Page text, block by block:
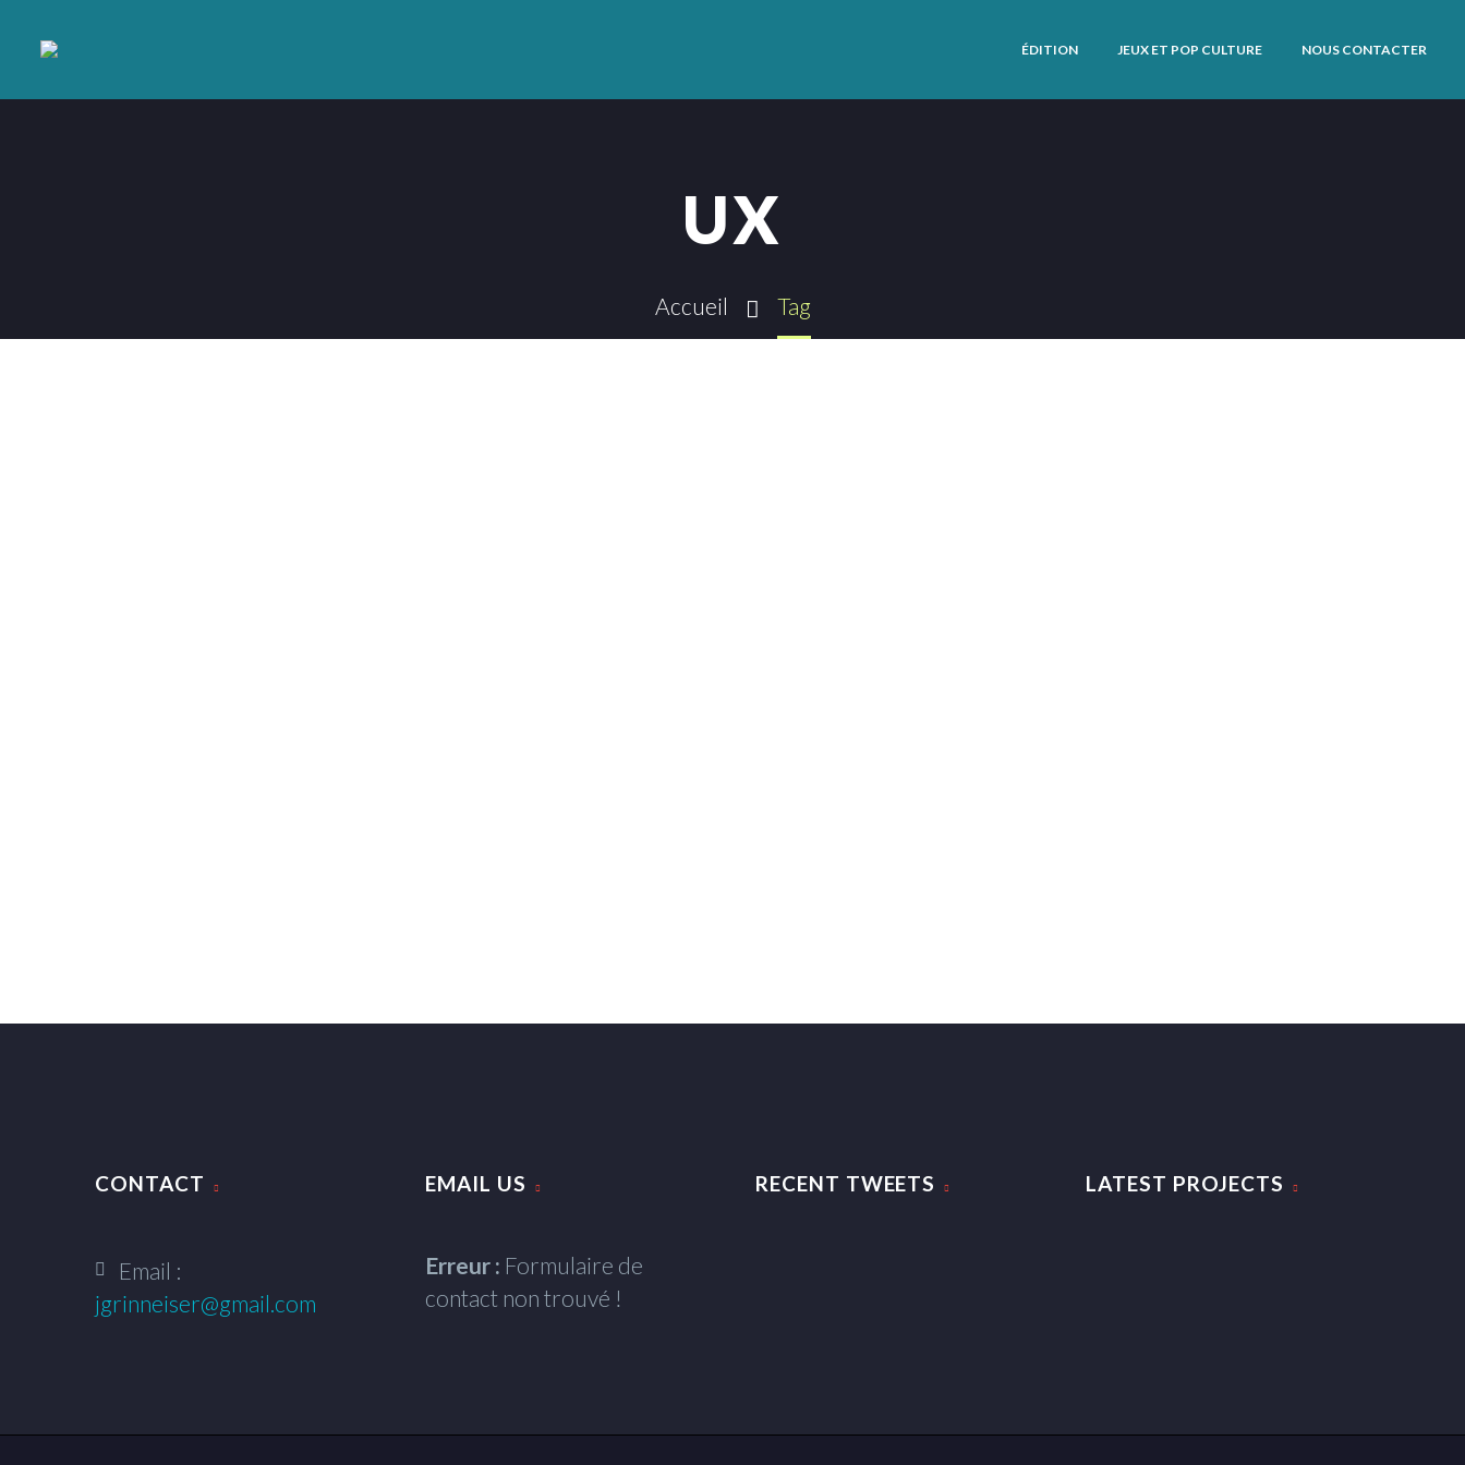
ÉDITION JEUX ET POP CULTURE NOUS CONTACTER
UX
Accueil Tag
CONTACT
Email :
jgrinneiser@gmail.com
EMAIL US
Erreur : Formulaire de
contact non trouvé !
RECENT TWEETS LATEST PROJECTS